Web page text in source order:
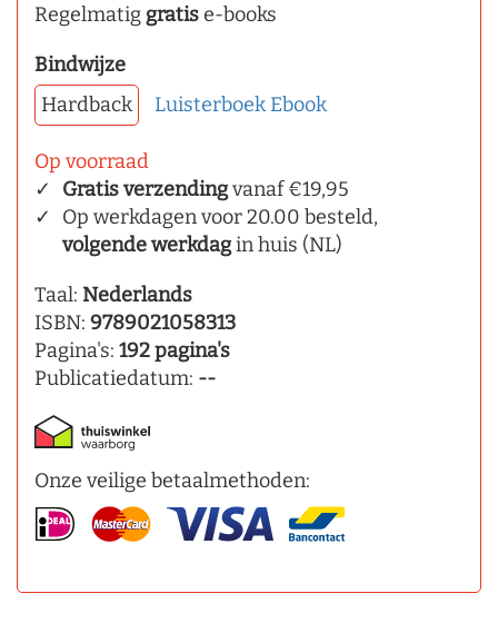
Regelmatig gratise-books
Bindwijze
Hardback
Luisterboek Ebook
Op voorraad
Gratis verzendingvanaf €19,95
Op werkdagen voor 20.00 besteld,
volgende werkdagin huis (NL)
Taal: Nederlands
ISBN: 9789021058313
Pagina's: 192 pagina's
Publicatiedatum: --
Onze veilige betaalmethoden: